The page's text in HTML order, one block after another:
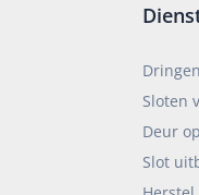
Sloten
Deur
Slot